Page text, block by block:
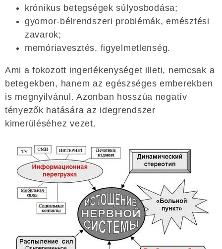
krónikus betegségek súlyosbodása;
gyomor-bélrendszeri problémák, emésztési
zavarok;
memóriavesztés, figyelmetlenség.
Ami a fokozott ingerlékenységet illeti, nemcsak a
betegekben, hanem az egészséges emberekben
is megnyilvánul. Azonban hosszúa negatív
tényezők hatására az idegrendszer
kimerüléséhez vezet.